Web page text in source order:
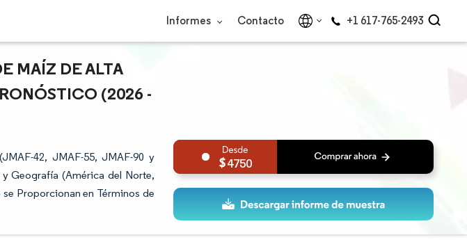
Informes Contacto +1 617-765-2493
MAÍZ DE ALTA
(2026 -
42, JMAF-55, JMAF-90 y
Geografía (América del Norte,
Proporcionan en Términos de
4750